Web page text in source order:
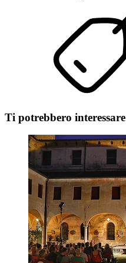
Ti potrebbero interessare